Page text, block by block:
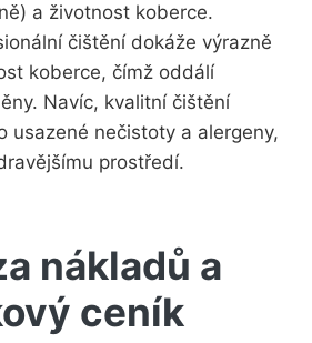
a životnost koberce.
čištění dokáže výrazně
koberce, čímž oddálí
Navíc, kvalitní čištění
usazené nečistoty a alergeny,
prostředí.
nákladů a
ceník